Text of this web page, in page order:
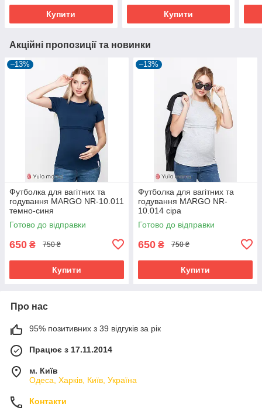
Купити Купити
Акційні пропозиції та новинки
–13%
Футболка для вагітних та
годування MARGO NR-10.011
темно-синя
Готово до відправки
650 ₴ 750 ₴
Купити
–13%
Футболка для вагітних та
годування MARGO NR-
10.014 сіра
Готово до відправки
650 ₴ 750 ₴
Купити
Про нас
95% позитивних з 39 відгуків за рік
Працює з 17.11.2014
м. Київ
Одеса, Харків, Київ, Україна
Контакти